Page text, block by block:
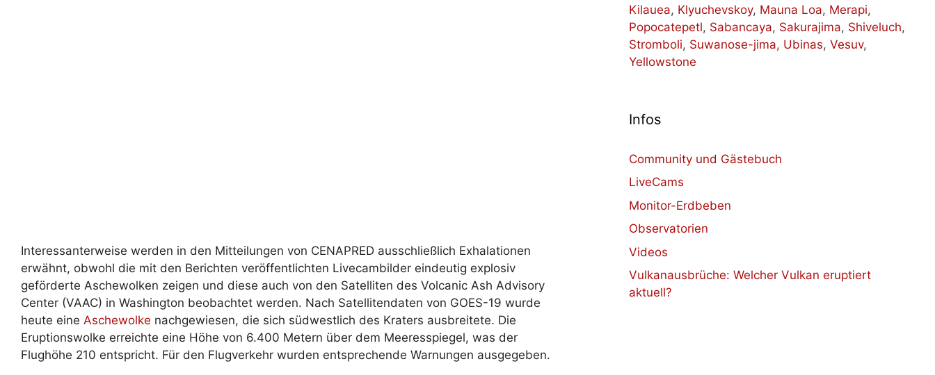
Interessanterweise werden in den Mitteilungen von CENAPRED ausschließlich Exhalationen
erwähnt, obwohl die mit den Berichten veröffentlichten Livecambilder eindeutig explosiv
geförderte Aschewolken zeigen und diese auch von den Satelliten des Volcanic Ash Advisory
Center (VAAC) in Washington beobachtet werden. Nach Satellitendaten von GOES-19 wurde
heute eine Aschewolke nachgewiesen, die sich südwestlich des Kraters ausbreitete. Die
Eruptionswolke erreichte eine Höhe von 6.400 Metern über dem Meeresspiegel, was der
Flughöhe 210 entspricht. Für den Flugverkehr wurden entsprechende Warnungen ausgegeben.
Kilauea, Klyuchevskoy, Mauna Loa, Merapi,
Popocatepetl, Sabancaya, Sakurajima, Shiveluch,
Stromboli, Suwanose-jima, Ubinas, Vesuv,
Yellowstone
Infos
Community und Gästebuch
LiveCams
Monitor-Erdbeben
Observatorien
Videos
Vulkanausbrüche: Welcher Vulkan eruptiert
aktuell?